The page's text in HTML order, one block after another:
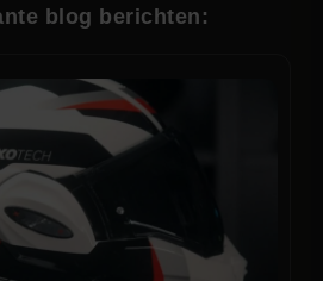
blog berichten: